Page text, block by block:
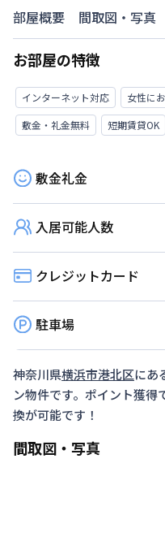
部屋概要 間取図・写真
お部屋の特徴
インターネット対応 女性に
敷金・礼金無料
短期賃貸OK
敷金礼金
入居可能人数
クレジットカード
駐車場
神奈川県横浜市港北区にあ
ン物件です。ポイント獲得
換が可能です！
間取図・写真